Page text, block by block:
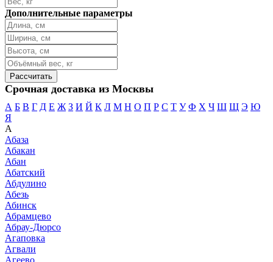
Дополнительные параметры
Срочная доставка из Москвы
А Б В Г Д Е Ж З И Й К Л М Н О П Р С Т У Ф Х Ч Ш Щ Э Ю
Я
А
Абаза
Абакан
Абан
Абатский
Абдулино
Абезь
Абинск
Абрамцево
Абрау-Дюрсо
Агаповка
Агвали
Агеево